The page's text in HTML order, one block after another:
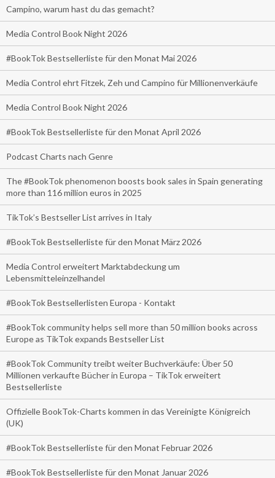
Campino, warum hast du das gemacht?
Media Control Book Night 2026
#BookTok Bestsellerliste für den Monat Mai 2026
Media Control ehrt Fitzek, Zeh und Campino für Millionenverkäufe
Media Control Book Night 2026
#BookTok Bestsellerliste für den Monat April 2026
Podcast Charts nach Genre
The #BookTok phenomenon boosts book sales in Spain generating
more than 116 million euros in 2025
TikTok’s Bestseller List arrives in Italy
#BookTok Bestsellerliste für den Monat März 2026
Media Control erweitert Marktabdeckung um
Lebensmitteleinzelhandel
#BookTok Bestsellerlisten Europa - Kontakt
#BookTok community helps sell more than 50 million books across
Europe as TikTok expands Bestseller List
#BookTok Community treibt weiter Buchverkäufe: Über 50
Millionen verkaufte Bücher in Europa – TikTok erweitert
Bestsellerliste
Offizielle BookTok-Charts kommen in das Vereinigte Königreich
(UK)
#BookTok Bestsellerliste für den Monat Februar 2026
#BookTok Bestsellerliste für den Monat Januar 2026